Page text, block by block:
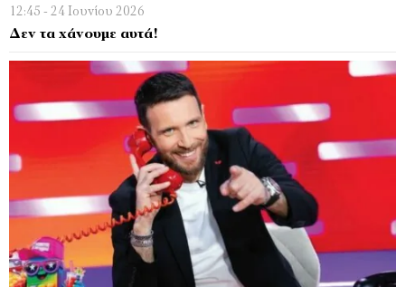
12:45 - 24 Ιουνίου 2026
Δεν τα χάνουμε αυτά!